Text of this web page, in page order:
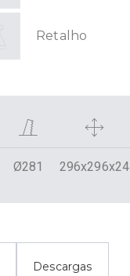
Retalho
Ø281 296x296x24
Descargas